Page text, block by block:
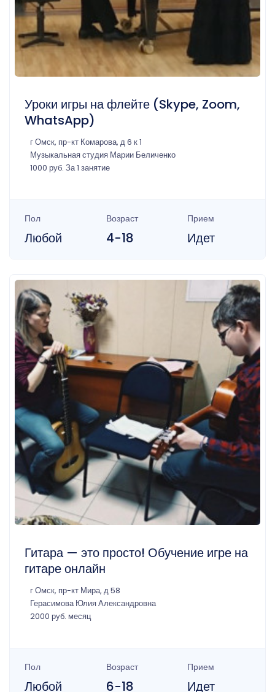
Уроки игры на флейте (Skype, Zoom,
WhatsApp)
г Омск, пр-кт Комарова, д 6 к 1
Музыкальная студия Марии Беличенко
1000 руб. За 1 занятие
Пол
Любой
Возраст
4-18
Прием
Идет
Гитара — это просто! Обучение игре на
гитаре онлайн
г Омск, пр-кт Мира, д 58
Герасимова Юлия Александровна
2000 руб. месяц
Пол
Любой
Возраст
6-18
Прием
Идет